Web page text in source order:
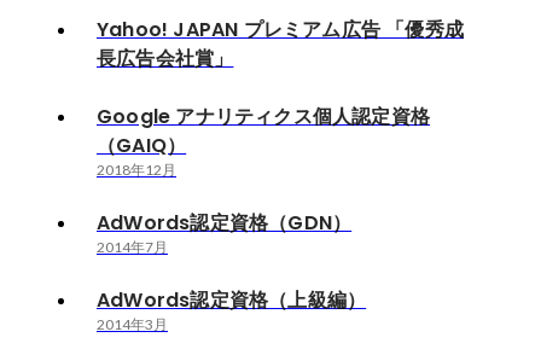
Yahoo! JAPAN プレミアム広告 「優秀成
長広告会社賞」
Google アナリティクス個人認定資格
（GAIQ）
2018年12月
AdWords認定資格（GDN）
2014年7月
AdWords認定資格（上級編）
2014年3月